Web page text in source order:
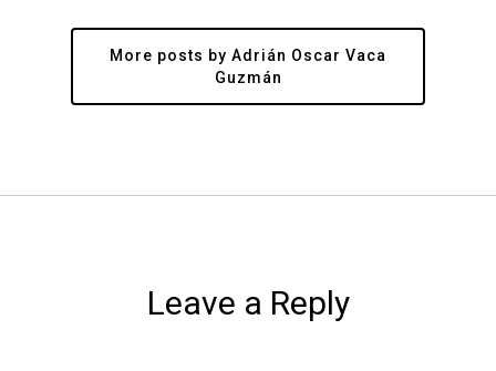
More posts by Adrián Oscar Vaca
Guzmán
Leave a Reply